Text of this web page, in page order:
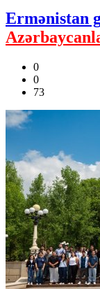
Ermənistan
0
0
73